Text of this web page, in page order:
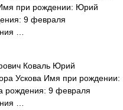
при рождении: Юрий
9 февраля
…
Коваль Юрий
Ускова Имя при рождении:
рождения: 9 февраля
…